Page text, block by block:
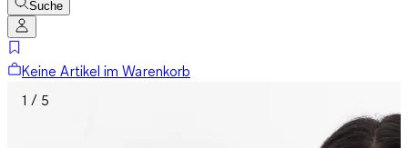
Suche
Keine Artikel im Warenkorb
1 / 5